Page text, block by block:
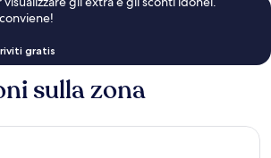
gratis
sulla zona